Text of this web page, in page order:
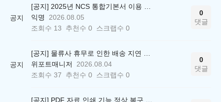
공지
익명
2026.08.05
조회수 13 추천수 0 스크랩수 0
0
댓글
공지
위포트매니저
2026.08.04
조회수 37 추천수 0 스크랩수 0
0
댓글